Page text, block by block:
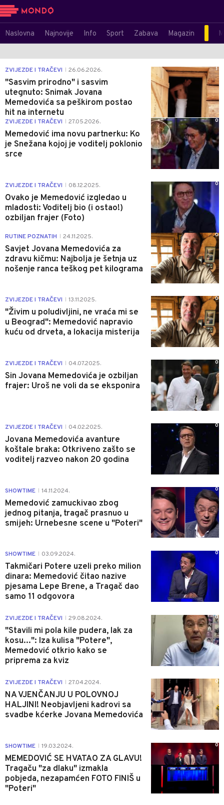
Naslovna Najnovije Info Sport Zabava Magazin
ZVIJEZDE I TRAČEVI 26.06.2026.
"Sasvim prirodno" i sasvim
utegnuto: Snimak Jovana
Memedovića sa peškirom postao
hit na internetu
1
ZVIJEZDE I TRAČEVI 27.05.2026.
Memedović ima novu partnerku: Ko
je Snežana kojoj je voditelj poklonio
srce
0
ZVIJEZDE I TRAČEVI 08.12.2025.
Ovako je Memedović izgledao u
mladosti: Voditelj bio (i ostao!)
ozbiljan frajer (Foto)
0
RUTINE POZNATIH 24.11.2025.
Savjet Jovana Memedovića za
zdravu kičmu: Najbolja je šetnja uz
nošenje ranca teškog pet kilograma
0
ZVIJEZDE I TRAČEVI 13.11.2025.
"Živim u poludivljini, ne vraća mi se
u Beograd": Memedović napravio
kuću od drveta, a lokacija misterija
0
ZVIJEZDE I TRAČEVI 04.07.2025.
Sin Jovana Memedovića je ozbiljan
frajer: Uroš ne voli da se eksponira
0
ZVIJEZDE I TRAČEVI 04.02.2025.
Jovana Memedovića avanture
koštale braka: Otkriveno zašto se
voditelj razveo nakon 20 godina
0
SHOWTIME 14.11.2024.
Memedović zamuckivao zbog
jednog pitanja, tragač prasnuo u
smijeh: Urnebesne scene u "Poteri"
0
SHOWTIME 03.09.2024.
Takmičari Potere uzeli preko milion
dinara: Memedović čitao nazive
pjesama Lepe Brene, a Tragač dao
samo 11 odgovora
0
ZVIJEZDE I TRAČEVI 29.08.2024.
"Stavili mi pola kile pudera, lak za
kosu...": Iza kulisa "Potere",
Memedović otkrio kako se
priprema za kviz
0
ZVIJEZDE I TRAČEVI 27.04.2024.
NA VJENČANJU U POLOVNOJ
HALJINI! Neobjavljeni kadrovi sa
svadbe kćerke Jovana Memedovića
0
SHOWTIME 19.03.2024.
MEMEDOVIĆ SE HVATAO ZA GLAVU!
Tragaču "za dlaku" izmakla
pobjeda, nezapamćen FOTO FINIŠ u
"Poteri"
0